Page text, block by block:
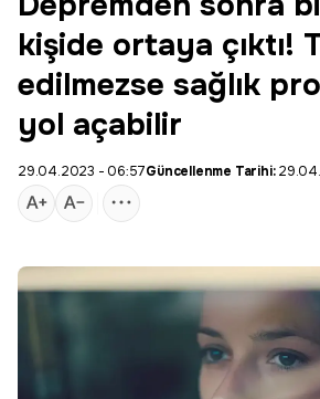
kişide ortaya çıktı!
edilmezse sağlık
yol açabilir
29.04.2023 - 06:57Güncellenme Tarihi: